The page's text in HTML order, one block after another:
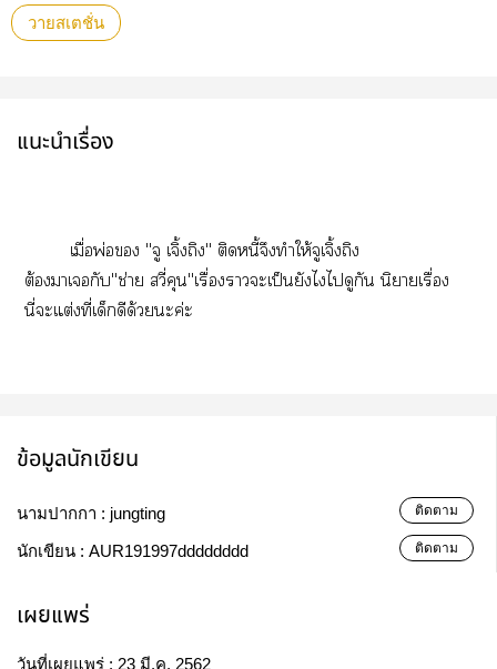
วายสเตชั่น
แนะนำเรื่อง
เมื่อพ่อ "จู เจิ้งถิง" ติดหนี้จึงทำให้จูเจิ้งถิง
ต้องาเกับ"ช่าย สวี่คุน"เรื่องาะเป็นยังไไดูกัน นิยายเรื่อง
นี่ะแต่งที่เด็กดีด้วยะค่ะ
ข้อมูลนักเขียน
นามปากกา : jungting ติดตาม
นักเขียน : AUR191997dddddddd ติดตาม
เผยแพร่
วันที่เผยแพร่ : 23 มี.ค. 2562